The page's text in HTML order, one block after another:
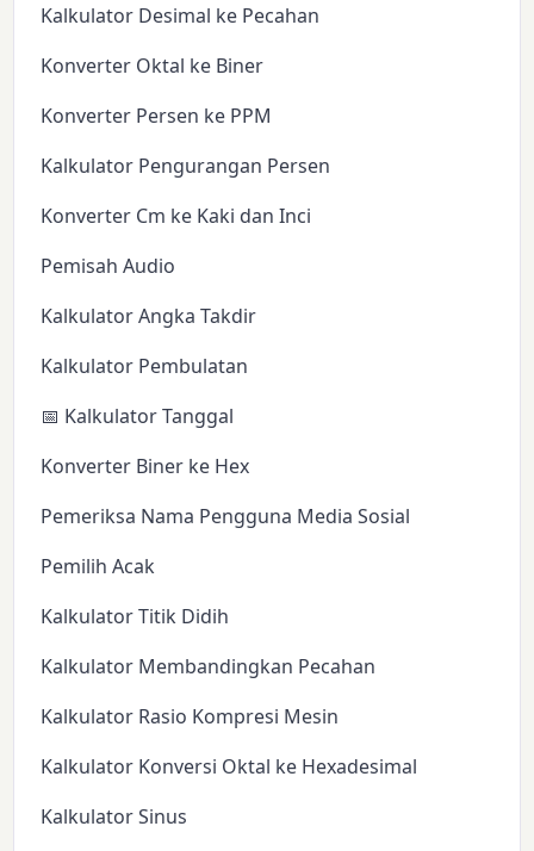
Kalkulator Desimal ke Pecahan
Konverter Oktal ke Biner
Konverter Persen ke PPM
Kalkulator Pengurangan Persen
Konverter Cm ke Kaki dan Inci
Pemisah Audio
Kalkulator Angka Takdir
Kalkulator Pembulatan
📅 Kalkulator Tanggal
Konverter Biner ke Hex
Pemeriksa Nama Pengguna Media Sosial
Pemilih Acak
Kalkulator Titik Didih
Kalkulator Membandingkan Pecahan
Kalkulator Rasio Kompresi Mesin
Kalkulator Konversi Oktal ke Hexadesimal
Kalkulator Sinus